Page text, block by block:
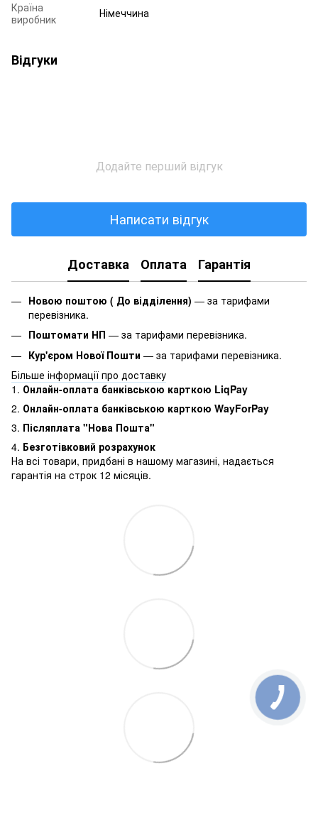
Країна
виробник
Німеччина
Відгуки
Додайте перший відгук
Написати відгук
Доставка Оплата Гарантія
Новою поштою ( До відділення) — за тарифами
перевізника.
Поштомати НП — за тарифами перевізника.
Кур'єром Нової Пошти — за тарифами перевізника.
Більше інформації про доставку
1. Онлайн-оплата банківською карткою LiqPay
2. Онлайн-оплата банківською карткою WayForPay
3. Післяплата "Нова Пошта"
4. Безготівковий розрахунок
На всі товари, придбані в нашому магазині, надається
гарантія на строк 12 місяців.